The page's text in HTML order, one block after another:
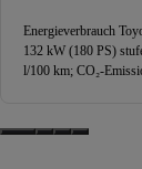
Energieverbrauch
132 kW (180 PS)
l/100 km; CO₂-